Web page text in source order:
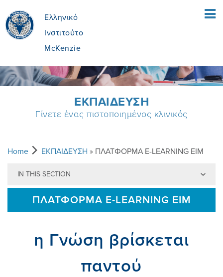
Ελληνικό
Ινστιτούτο
McKenzie
ΑΡΧΙΚΗ ΣΕΛΙΔΑ
ΑΣΘΕΝΕIΣ
ΤΙ ΕIΝΑΙ Η ΜEΘΟΔΟΣ MCKENZIE;
ΤΙ ΠΕΡΙΛΑΜΒAΝΕΙ
ΘΕΡΑΠΕΥΤEΣ
MEΘOΔOΣ MCKENZIE
ΕΚΠΑIΔΕΥΣΗ
ΕΚΠΑIΔΕΥΣΗ
Γίνετε ένας πιστοποιημένος κλινικός
Home ΕΚΠΑIΔΕΥΣΗ » ΠΛΑΤΦΟΡΜΑ E-LEARNING EΙΜ
IN THIS SECTION
ΠΛΑΤΦΟΡΜΑ E-LEARNING EΙΜ
η Γνώση βρίσκεται
παντού